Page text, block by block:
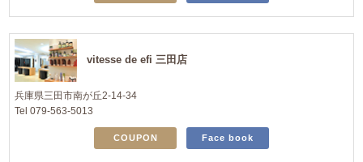
vitesse de efi 三田店
兵庫県三田市南が丘2-14-34
Tel 079-563-5013
COUPON Face book